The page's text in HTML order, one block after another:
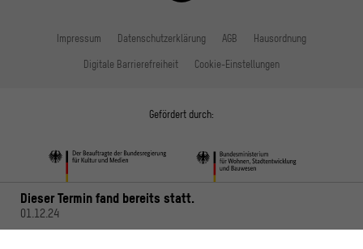
Dieser Termin fand bereits statt.
01.12.24
Impressum Datenschutzerklärung AGB Hausordnung
Digitale Barrierefreiheit Cookie-Einstellungen
Gefördert durch: